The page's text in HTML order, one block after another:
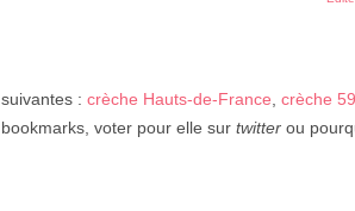
: crèche Hauts-de-France, crèche 59
voter pour elle sur twitter ou